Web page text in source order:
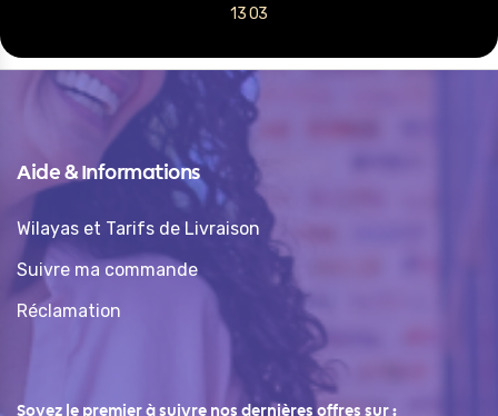
13 03
Aide & Informations
Wilayas et Tarifs de Livraison
Suivre ma commande
Réclamation
Soyez le premier à suivre nos dernières offres sur :